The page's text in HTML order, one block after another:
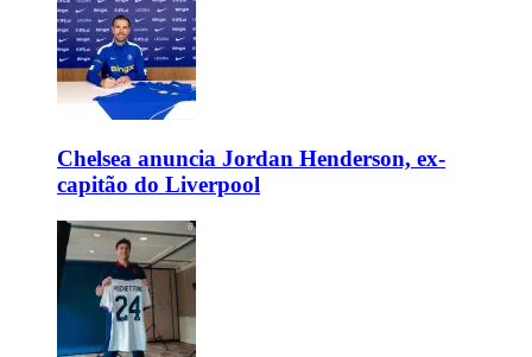
Chelsea anuncia Jordan Henderson, ex-
capitão do Liverpool